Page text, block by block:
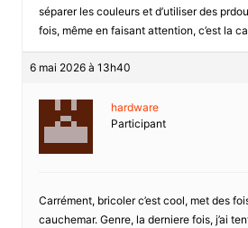
séparer les couleurs et d’utiliser des
fois, même en faisant attention, c’est la
6 mai 2026 à 13h40
hardware
Participant
Carrément, bricoler c’est cool, met des
cauchemar. Genre, la derniere fois, j’ai